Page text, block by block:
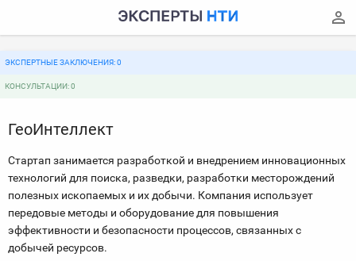
ЭКСПЕРТНЫЕ ЗАКЛЮЧЕНИЯ: 0
КОНСУЛЬТАЦИИ: 0
ГеоИнтеллект
Стартап занимается разработкой и внедрением инновационных
технологий для поиска, разведки, разработки месторождений
полезных ископаемых и их добычи. Компания использует
передовые методы и оборудование для повышения
эффективности и безопасности процессов, связанных с
добычей ресурсов.